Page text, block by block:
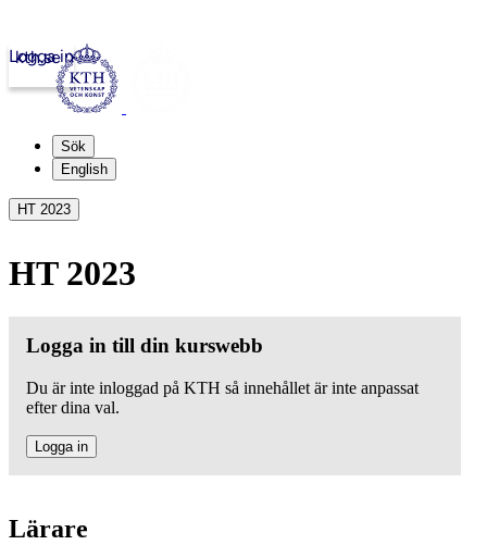
kth.se
Logga in
Sök
English
HT 2023
HT 2023
Logga in till din kurswebb
Du är inte inloggad på KTH så innehållet är inte anpassat
efter dina val.
Logga in
Lärare